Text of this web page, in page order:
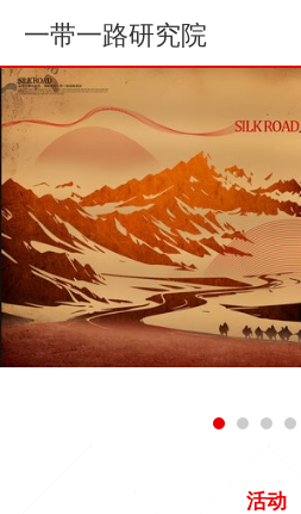
一带一路研究院
活动